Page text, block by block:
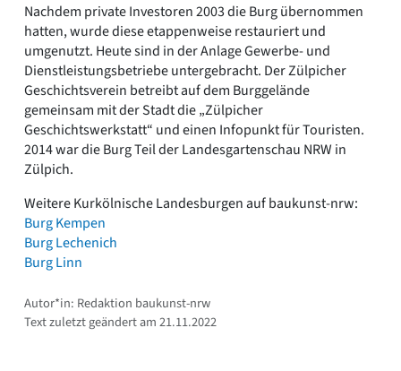
Nachdem private Investoren 2003 die Burg übernommen
hatten, wurde diese etappenweise restauriert und
umgenutzt. Heute sind in der Anlage Gewerbe- und
Dienstleistungsbetriebe untergebracht. Der Zülpicher
Geschichtsverein betreibt auf dem Burggelände
gemeinsam mit der Stadt die „Zülpicher
Geschichtswerkstatt“ und einen Infopunkt für Touristen.
2014 war die Burg Teil der Landesgartenschau NRW in
Zülpich.
Weitere Kurkölnische Landesburgen auf baukunst-nrw:
Burg Kempen
Burg Lechenich
Burg Linn
Autor*in: Redaktion baukunst-nrw
Text zuletzt geändert am 21.11.2022